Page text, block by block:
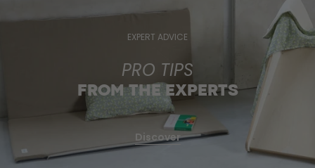
EXPERT ADVICE
PRO TIPS
FROM THE EXPERTS
Discover